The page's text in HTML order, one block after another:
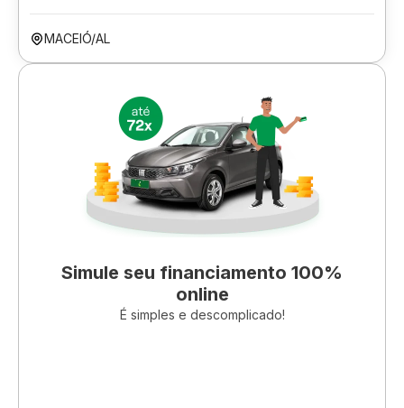
MACEIÓ/AL
Simule seu financiamento 100%
online
É simples e descomplicado!